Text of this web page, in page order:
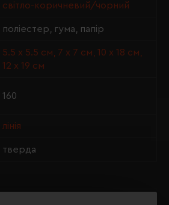
світло-коричневий/чорний
поліестер, гума, папір
5.5 х 5.5 см, 7 х 7 см, 10 х 18 см,
12 х 19 см
160
лінія
тверда